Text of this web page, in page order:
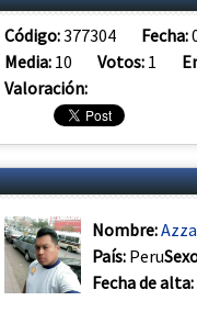
Código:377304 Fecha:
Media: 10 Votos: 1
Valoración:
Nombre:
País: Peru
Fecha de alta: